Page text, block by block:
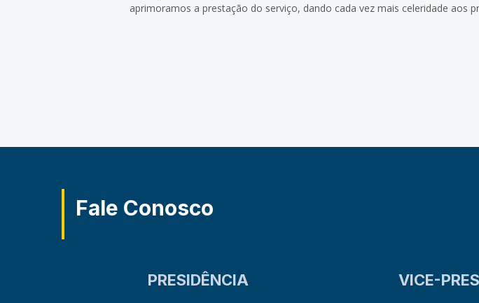
aprimoramos a prestação do serviço, dando cada vez mais celeridade aos
Fale Conosco
PRESIDÊNCIA VICE-